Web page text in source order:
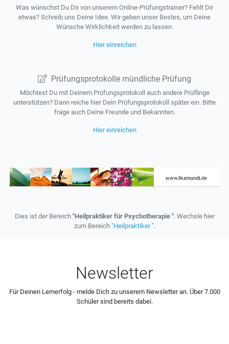
Was wünschst Du Dir von unserem Online-Prüfungstrainer? Fehlt Dir
etwas? Schreib uns Deine Idee. Wir geben unser Bestes, um Deine
Wünsche Wirklichkeit werden zu lassen.
Hier einreichen
Prüfungsprotokolle mündliche Prüfung
Möchtest Du mit Deinem Prüfungsprotokoll auch andere Prüflinge
unterstützen? Dann reiche hier Dein Prüfungsprotokoll später ein. Bitte
frage auch Deine Freunde und Bekannten.
Hier einreichen
Dies ist der Bereich "Heilpraktiker für Psychotherapie ". Wechsle hier
zum Bereich "Heilpraktiker ".
Newsletter
Für Deinen Lernerfolg - melde Dich zu unserem Newsletter an. Über 7.000
Schüler sind bereits dabei.